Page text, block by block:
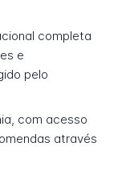
completa
e
pelo
com acesso
através